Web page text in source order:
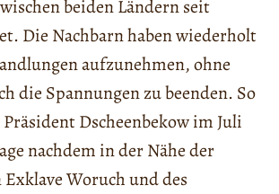
beiden Ländern seit
Die Nachbarn haben wiederholt
aufzunehmen, ohne
die Spannungen zu beenden. So
Dscheenbekow im Juli
nachdem in der Nähe der
Woruch und des